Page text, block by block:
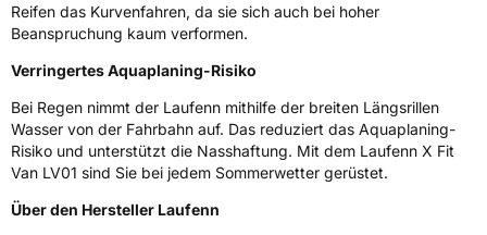
ZustandNeureifen
C-ReifenJa
EU Label
Effizienz C
Reifen das Kurvenfahren, da sie sich auch bei hoher
Beanspruchung kaum verformen.
Verringertes Aquaplaning-Risiko
Bei Regen nimmt der Laufenn mithilfe der breiten Längsrillen
Wasser von der Fahrbahn auf. Das reduziert das Aquaplaning-
Risiko und unterstützt die Nasshaftung. Mit dem Laufenn X Fit
Van LV01 sind Sie bei jedem Sommerwetter gerüstet.
Über den Hersteller Laufenn